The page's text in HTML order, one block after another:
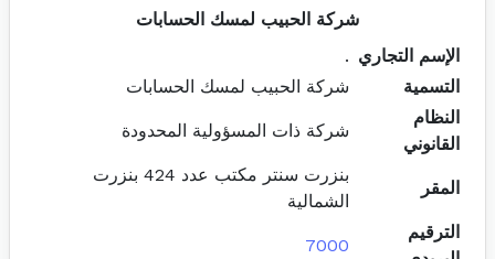
شركة الحبيب لمسك الحسابات
الإسم التجاري .
التسمية
شركة الحبيب لمسك الحسابات
النظام
القانوني
شركة ذات المسؤولية المحدودة
المقر
بنزرت سنتر مكتب عدد 424 بنزرت
الشمالية
الترقيم
7000